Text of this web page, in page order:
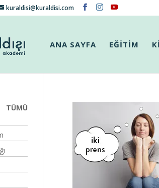
kuraldisi@kuraldisi.com
ANA SAYFA EĞİTİM
TÜMÜ